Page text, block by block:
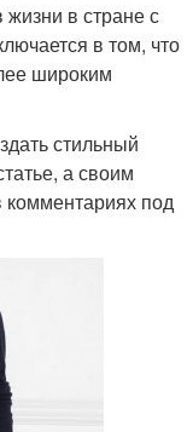
в стране с
в том, что
широким
стильный
а своим
под